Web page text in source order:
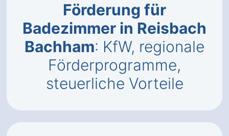
Förderung für
Badezimmer in Reisbach
Bachham: KfW, regionale
Förderprogramme,
steuerliche Vorteile